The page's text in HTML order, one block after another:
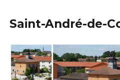
Saint-André-de-